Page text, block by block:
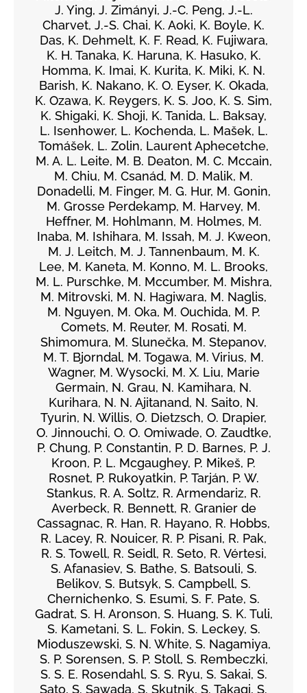
J. Ying, J. Zimányi, J.-C. Peng, J.-L.
Charvet, J.-S. Chai, K. Aoki, K. Boyle, K.
Das, K. Dehmelt, K. F. Read, K. Fujiwara,
K. H. Tanaka, K. Haruna, K. Hasuko, K.
Homma, K. Imai, K. Kurita, K. Miki, K. N.
Barish, K. Nakano, K. O. Eyser, K. Okada,
K. Ozawa, K. Reygers, K. S. Joo, K. S. Sim,
K. Shigaki, K. Shoji, K. Tanida, L. Baksay,
L. Isenhower, L. Kochenda, L. Mašek, L.
Tomášek, L. Zolin, Laurent Aphecetche,
M. A. L. Leite, M. B. Deaton, M. C. Mccain,
M. Chiu, M. Csanád, M. D. Malik, M.
Donadelli, M. Finger, M. G. Hur, M. Gonin,
M. Grosse Perdekamp, M. Harvey, M.
Heffner, M. Hohlmann, M. Holmes, M.
Inaba, M. Ishihara, M. Issah, M. J. Kweon,
M. J. Leitch, M. J. Tannenbaum, M. K.
Lee, M. Kaneta, M. Konno, M. L. Brooks,
M. L. Purschke, M. Mccumber, M. Mishra,
M. Mitrovski, M. N. Hagiwara, M. Naglis,
M. Nguyen, M. Oka, M. Ouchida, M. P.
Comets, M. Reuter, M. Rosati, M.
Shimomura, M. Slunečka, M. Stepanov,
M. T. Bjorndal, M. Togawa, M. Virius, M.
Wagner, M. Wysocki, M. X. Liu, Marie
Germain, N. Grau, N. Kamihara, N.
Kurihara, N. N. Ajitanand, N. Saito, N.
Tyurin, N. Willis, O. Dietzsch, O. Drapier,
O. Jinnouchi, O. O. Omiwade, O. Zaudtke,
P. Chung, P. Constantin, P. D. Barnes, P. J.
Kroon, P. L. Mcgaughey, P. Mikeš, P.
Rosnet, P. Rukoyatkin, P. Tarján, P. W.
Stankus, R. A. Soltz, R. Armendariz, R.
Averbeck, R. Bennett, R. Granier de
Cassagnac, R. Han, R. Hayano, R. Hobbs,
R. Lacey, R. Nouicer, R. P. Pisani, R. Pak,
R. S. Towell, R. Seidl, R. Seto, R. Vértesi,
S. Afanasiev, S. Bathe, S. Batsouli, S.
Belikov, S. Butsyk, S. Campbell, S.
Chernichenko, S. Esumi, S. F. Pate, S.
Gadrat, S. H. Aronson, S. Huang, S. K. Tuli,
S. Kametani, S. L. Fokin, S. Leckey, S.
Mioduszewski, S. N. White, S. Nagamiya,
S. P. Sorensen, S. P. Stoll, S. Rembeczki,
S. S. E. Rosendahl, S. S. Ryu, S. Sakai, S.
Sato, S. Sawada, S. Skutnik, S. Takagi, S.